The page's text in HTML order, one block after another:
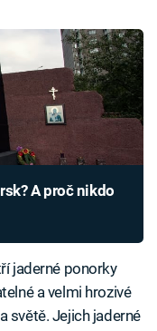
A proč nikdo
jaderné ponorky
a velmi hrozivé
světě. Jejich jaderné